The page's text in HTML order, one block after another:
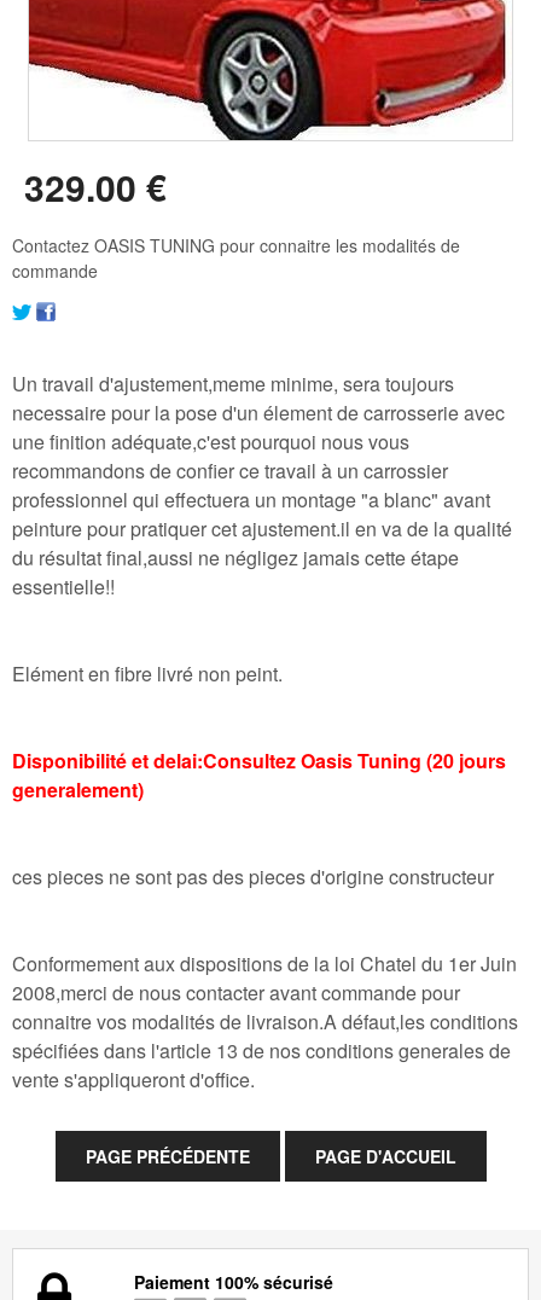
329.00 €
Contactez OASIS TUNING pour connaitre les modalités de
commande
Un travail d'ajustement,meme minime, sera toujours
necessaire pour la pose d'un élement de carrosserie avec
une finition adéquate,c'est pourquoi nous vous
recommandons de confier ce travail à un carrossier
professionnel qui effectuera un montage "a blanc" avant
peinture pour pratiquer cet ajustement.il en va de la qualité
du résultat final,aussi ne négligez jamais cette étape
essentielle!!
Elément en fibre livré non peint.
Disponibilité et delai:Consultez Oasis Tuning (20 jours
generalement)
ces pieces ne sont pas des pieces d'origine constructeur
Conformement aux dispositions de la loi Chatel du 1er Juin
2008,merci de nous contacter avant commande pour
connaitre vos modalités de livraison.A défaut,les conditions
spécifiées dans l'article 13 de nos conditions generales de
vente s'appliqueront d'office.
Paiement 100% sécurisé